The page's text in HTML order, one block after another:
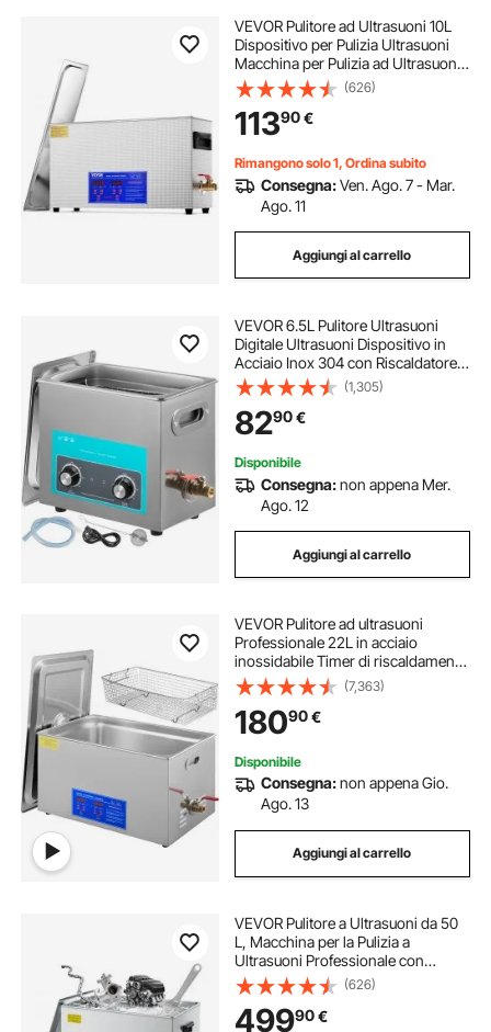
VEVOR Pulitore ad Ultrasuoni 10L
Dispositivo per Pulizia Ultrasuoni
Macchina per Pulizia ad Ultrasuoni
da 300W con Timer Riscaldatore,
Pulitore Digitale da 40 kHz con
Cestello per Parti Gioielli
(626)
11390€
Rimangono solo 1, Ordina subito
Consegna:Ven. Ago. 7 - Mar.
Ago. 11
Aggiungi al carrello
VEVOR 6.5L Pulitore Ultrasuoni
Digitale Ultrasuoni Dispositivo in
Acciaio Inox 304 con Riscaldatore
Timer Macchina di Pulizia Uso
Commerciale Domestico Personale
(1,305)
8290€
Disponibile
Consegna:non appena Mer.
Ago. 12
Aggiungi al carrello
VEVOR Pulitore ad ultrasuoni
Professionale 22L in acciaio
inossidabile Timer di riscaldamento
digitale Pulizia di gioielli per uso
domestico personale commerciale
(7,363)
18090€
Disponibile
Consegna:non appena Gio.
Ago. 13
Aggiungi al carrello
VEVOR Pulitore a Ultrasuoni da 50
L, Macchina per la Pulizia a
Ultrasuoni Professionale con
Cestello di Pulizia e Display Digitale,
in Acciaio Inox da 840 W e 40 kHz
con Ruote per Parti, Carburatori
(626)
49990€